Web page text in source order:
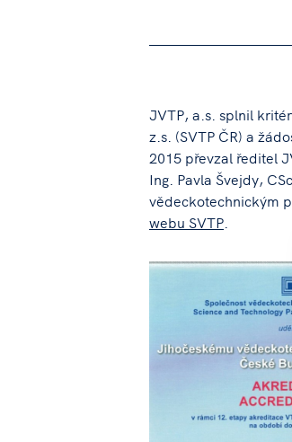
JVTP, a.s. splnil
z.s. (SVTP ČR) a
2015 převzal ředitel
Ing. Pavla Švejdy,
vědeckotechnickým
webu SVTP